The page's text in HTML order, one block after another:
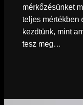
mérkőzésünket
teljes mértékben
kezdtünk, mint
tesz meg…